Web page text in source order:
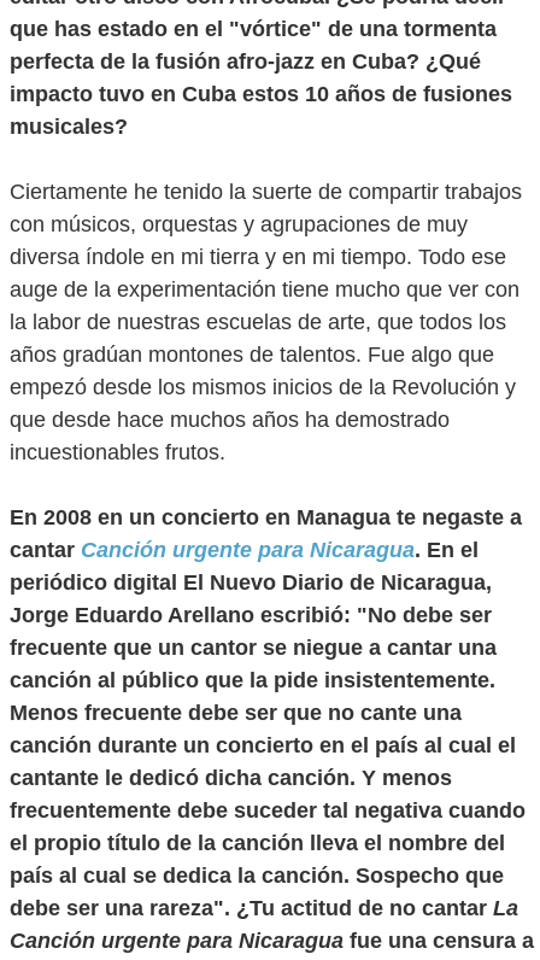
que has estado en el "vórtice" de una tormenta
perfecta de la fusión afro-jazz en Cuba? ¿Qué
impacto tuvo en Cuba estos 10 años de fusiones
musicales?
Ciertamente he tenido la suerte de compartir trabajos
con músicos, orquestas y agrupaciones de muy
diversa índole en mi tierra y en mi tiempo. Todo ese
auge de la experimentación tiene mucho que ver con
la labor de nuestras escuelas de arte, que todos los
años gradúan montones de talentos. Fue algo que
empezó desde los mismos inicios de la Revolución y
que desde hace muchos años ha demostrado
incuestionables frutos.
En 2008 en un concierto en Managua te negaste a
cantar Canción urgente para Nicaragua. En el
periódico digital El Nuevo Diario de Nicaragua,
Jorge Eduardo Arellano escribió: "No debe ser
frecuente que un cantor se niegue a cantar una
canción al público que la pide insistentemente.
Menos frecuente debe ser que no cante una
canción durante un concierto en el país al cual el
cantante le dedicó dicha canción. Y menos
frecuentemente debe suceder tal negativa cuando
el propio título de la canción lleva el nombre del
país al cual se dedica la canción. Sospecho que
debe ser una rareza". ¿Tu actitud de no cantar La
Canción urgente para Nicaragua fue una censura a